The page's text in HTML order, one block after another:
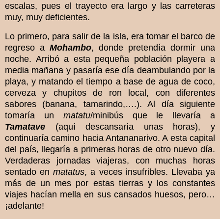
escalas, pues el trayecto era largo y las carreteras
muy, muy deficientes.
Lo primero, para salir de la isla, era tomar el barco de
regreso a Mohambo, donde pretendía dormir una
noche. Arribó a esta pequeña población playera a
media mañana y pasaría ese día deambulando por la
playa, y matando el tiempo a base de agua de coco,
cerveza y chupitos de ron local, con diferentes
sabores (banana, tamarindo,….). Al día siguiente
tomaría un matatu/minibús que le llevaría a
Tamatave (aquí descansaría unas horas), y
continuaría camino hacia Antananarivo. A esta capital
del país, llegaría a primeras horas de otro nuevo día.
Verdaderas jornadas viajeras, con muchas horas
sentado enmatatus, a veces insufribles. Llevaba ya
más de un mes por estas tierras y los constantes
viajes hacían mella en sus cansados huesos, pero…
¡adelante!